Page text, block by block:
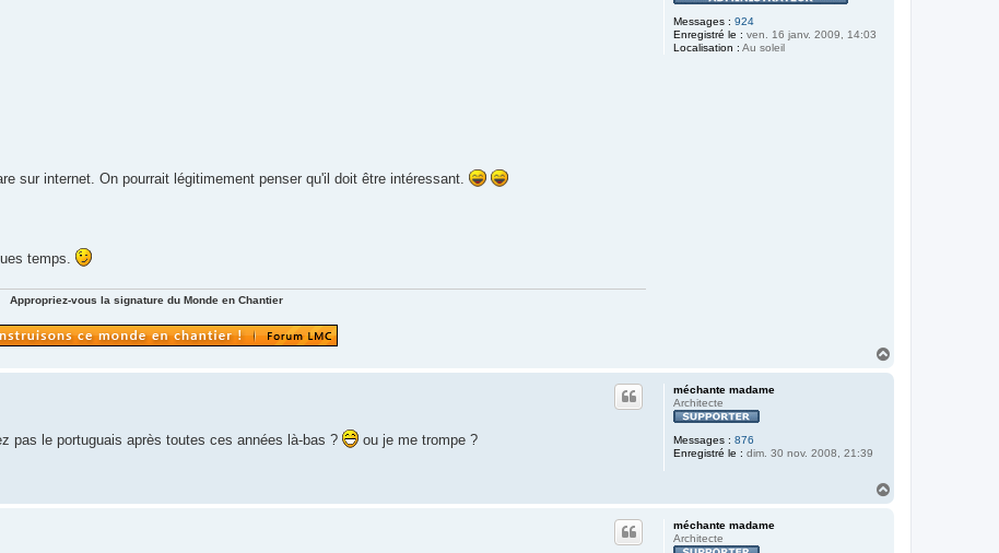
Messages : 924
Enregistré le : ven. 16 janv. 2009, 14:03
Localisation : Au soleil
sur internet. On pourrait légitimement penser qu'il doit être intéressant.
temps.
Appropriez-vous la signature du Monde en Chantier
méchante madame
Architecte
Messages : 876
Enregistré le : dim. 30 nov. 2008, 21:39
pas le portuguais après toutes ces années là-bas ? ou je me trompe ?
méchante madame
Architecte